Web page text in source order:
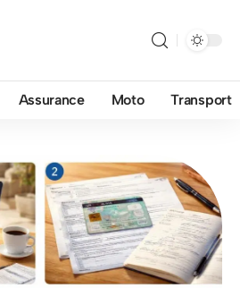
Assurance Moto Transport